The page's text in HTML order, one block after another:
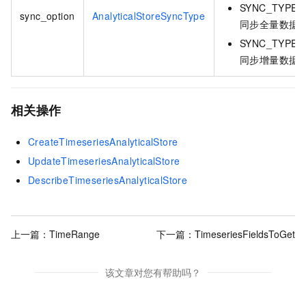
sync_option AnalyticalStoreSyncType
同步全量数据
同步增量数据
相关操作
CreateTimeseriesAnalyticalStore
UpdateTimeseriesAnalyticalStore
DescribeTimeseriesAnalyticalStore
上一篇： TimeRange 下一篇： TimeseriesFieldsToGet
该文章对您有帮助吗？